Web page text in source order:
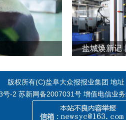
版权所有(C)盐阜大众报报业集团 地
号-2 苏新网备2007031号 增值电信业